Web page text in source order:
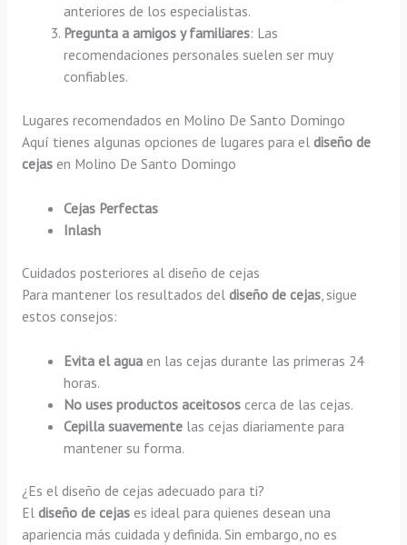
anteriores de los especialistas.
Pregunta a amigos y familiares: Las
recomendaciones personales suelen ser muy
confiables.
Lugares recomendados en Molino De Santo Domingo
Aquí tienes algunas opciones de lugares para el diseño de
cejasen Molino De Santo Domingo
Cejas Perfectas
Inlash
Cuidados posteriores al diseño de cejas
Para mantener los resultados del diseño de cejas, sigue
estos consejos:
Evita el agua en las cejas durante las primeras 24
horas.
No uses productos aceitosos cerca de las cejas.
Cepilla suavemente las cejas diariamente para
mantener su forma.
¿Es el diseño de cejas adecuado para ti?
El diseño de cejases ideal para quienes desean una
apariencia más cuidada y definida. Sin embargo, no es